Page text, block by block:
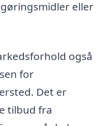
eller
også
for
Det er
tilbud fra